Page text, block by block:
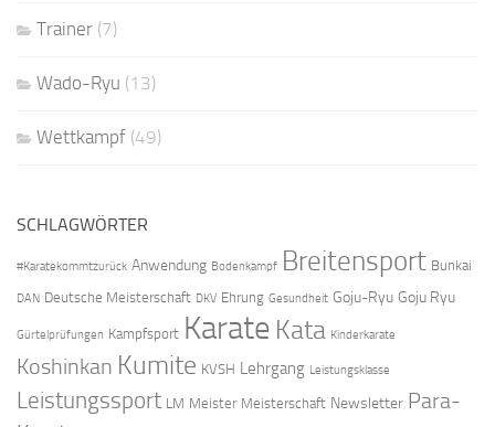
Trainer (7)
Wado-Ryu (13)
Wettkampf (49)
SCHLAGWÖRTER
#Karatekommtzurück Anwendung Bodenkampf Breitensport Bunkai
DAN Deutsche Meisterschaft DKV Ehrung Gesundheit Goju-Ryu Goju Ryu
Gürtelprüfungen Kampfsport Karate Kata Kinderkarate
Koshinkan Kumite KVSH Lehrgang Leistungsklasse
Leistungssport LM Meister Meisterschaft Newsletter Para-